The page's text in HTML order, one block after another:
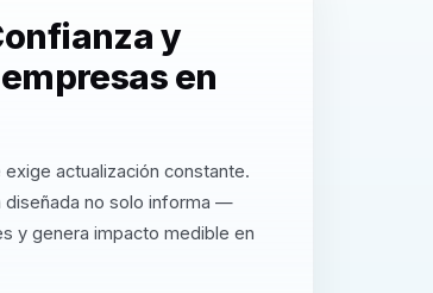
y
en
actualización constante.
diseñada no solo informa —
y genera impacto medible en